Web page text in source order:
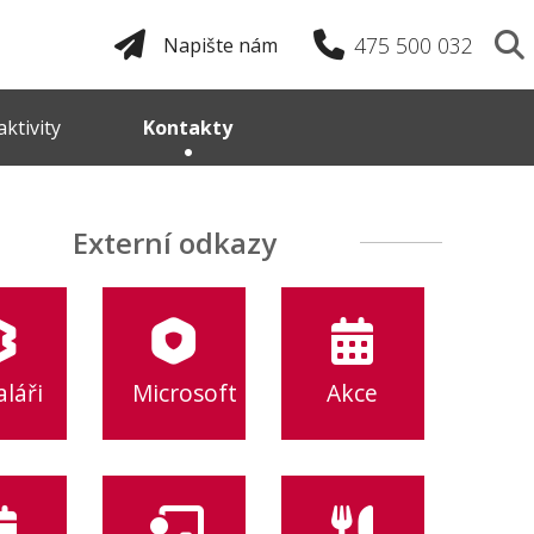
475 500 032
Napište nám
Kontakty
Externí odkazy
Microsoft Akce